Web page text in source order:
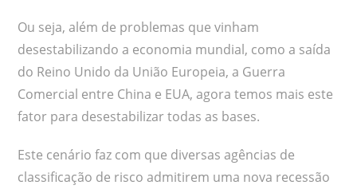
Ou seja, além de problemas que vinham
desestabilizando a economia mundial, como a saída
do Reino Unido da União Europeia, a Guerra
Comercial entre China e EUA, agora temos mais este
fator para desestabilizar todas as bases.
Este cenário faz com que diversas agências de
classificação de risco admitirem uma nova recessão